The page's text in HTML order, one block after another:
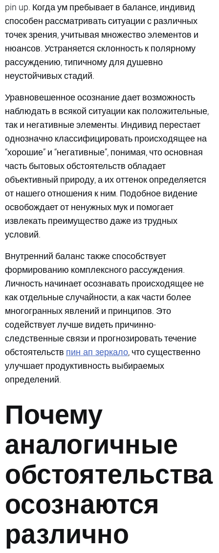
pin up. Когда ум пребывает в балансе, индивид
способен рассматривать ситуации с различных
точек зрения, учитывая множество элементов и
нюансов. Устраняется склонность к полярному
рассуждению, типичному для душевно
неустойчивых стадий.
Уравновешенное осознание дает возможность
наблюдать в всякой ситуации как положительные,
так и негативные элементы. Индивид перестает
однозначно классифицировать происходящее на
“хорошие” и “негативные”, понимая, что основная
часть бытовых обстоятельств обладает
объективный природу, а их оттенок определяется
от нашего отношения к ним. Подобное видение
освобождает от ненужных мук и помогает
извлекать преимущество даже из трудных
условий.
Внутренний баланс также способствует
формированию комплексного рассуждения.
Личность начинает осознавать происходящее не
как отдельные случайности, а как части более
многогранных явлений и принципов. Это
содействует лучше видеть причинно-
следственные связи и прогнозировать течение
обстоятельств пин ап зеркало, что существенно
улучшает продуктивность выбираемых
определений.
Почему
аналогичные
обстоятельства
осознаются
различно